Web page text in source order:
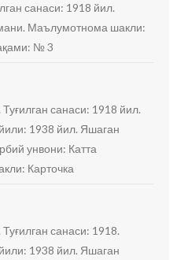
санаси: 1918 йил.
Маълумотнома шакли:
№ 3
санаси: 1918 йил.
1938 йил. Яшаган
унвони: Катта
Карточка
санаси: 1918.
1938 йил. Яшаган